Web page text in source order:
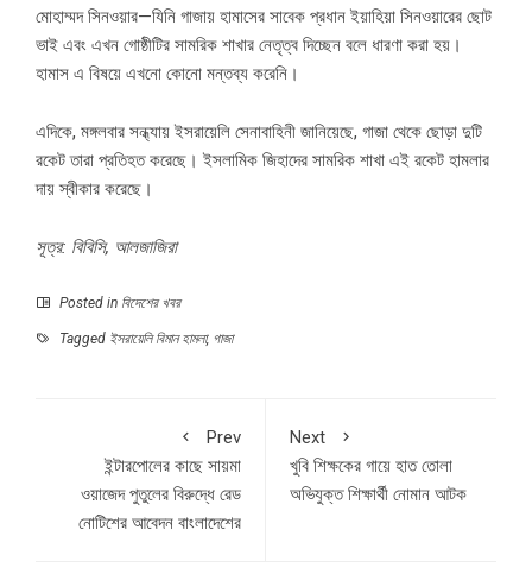
মোহাম্মদ সিনওয়ার—যিনি গাজায় হামাসের সাবেক প্রধান ইয়াহিয়া সিনওয়ারের ছোট
ভাই এবং এখন গোষ্ঠীটির সামরিক শাখার নেতৃত্ব দিচ্ছেন বলে ধারণা করা হয়।
হামাস এ বিষয়ে এখনো কোনো মন্তব্য করেনি।
এদিকে, মঙ্গলবার সন্ধ্যায় ইসরায়েলি সেনাবাহিনী জানিয়েছে, গাজা থেকে ছোড়া দুটি
রকেট তারা প্রতিহত করেছে। ইসলামিক জিহাদের সামরিক শাখা এই রকেট হামলার
দায় স্বীকার করেছে।
সূত্র: বিবিসি, আলজাজিরা
Posted in বিদেশের খবর
Tagged ইসরায়েলি বিমান হামলা, গাজা
Prev
ইন্টারপোলের কাছে সায়মা
ওয়াজেদ পুতুলের বিরুদ্ধে রেড
নোটিশের আবেদন বাংলাদেশের
Next
খুবি শিক্ষকের গায়ে হাত তোলা
অভিযুক্ত শিক্ষার্থী নোমান আটক